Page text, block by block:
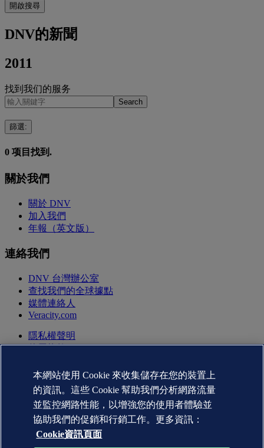
開啟搜尋
DNV的新聞
2011
找到我们的服务
Search
篩選:
0 项目找到.
關於我們
關於 DNV
加入我們
年報（英文版）
連絡我們
DNV 台灣辦公室
查找我們的全球據點
媒體連絡人
Veracity.com
隱私權聲明
使用條款
Cookie資訊
本網站使用 Cookie 來收集儲存在您的裝置上
的資訊。這些 Cookie 幫助我們分析網路流量
並監控網路性能，以增強您的使用者體驗並
協助我們的促銷和行銷工作。更多資訊：
Cookie資訊頁面